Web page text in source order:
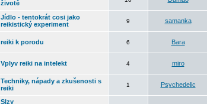
životě
Jídlo - tentokrát cosi jako
reikistický experiment
9 samanka
reiki k porodu 6 Bara
Vplyv reiki na intelekt 4 miro
Techniky, nápady a zkušenosti s
reiki
1 Psychedelic
Slzy